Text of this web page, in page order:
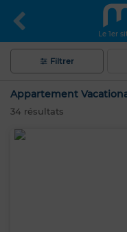
Le 1er
Filtrer
Appartement
34 résultats